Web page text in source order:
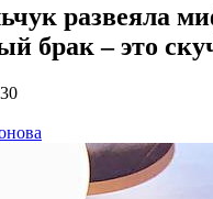
развеяла
брак – это